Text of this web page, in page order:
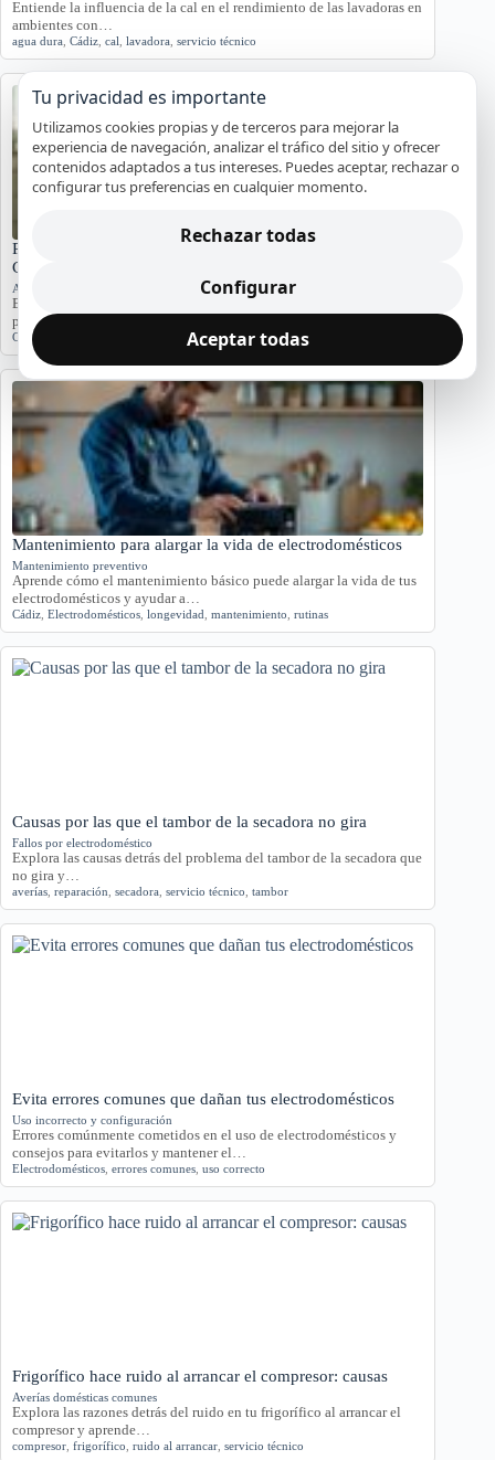
Entiende la influencia de la cal en el rendimiento de las lavadoras en
ambientes con…
agua dura Cádiz cal lavadora servicio técnico
Problemas de Electrodomésticos en Pisos Antiguos de
Cádiz
Averías y orientación en Cádiz
Exploramos los problemas más comunes de electrodomésticos en
pisos antiguos de Cádiz, considerando la humedad…
Cádiz problemas comunes, soluciones
Mantenimiento para alargar la vida de electrodomésticos
Mantenimiento preventivo
Aprende cómo el mantenimiento básico puede alargar la vida de tus
electrodomésticos y ayudar a…
Cádiz Electrodomésticos longevidad mantenimiento rutinas
Causas por las que el tambor de la secadora no gira
Fallos por electrodoméstico
Explora las causas detrás del problema del tambor de la secadora que
no gira y…
averías reparación secadora servicio técnico tambor
Evita errores comunes que dañan tus electrodomésticos
Uso incorrecto y configuración
Errores comúnmente cometidos en el uso de electrodomésticos y
consejos para evitarlos y mantener el…
Electrodomésticos errores comunes uso correcto
Frigorífico hace ruido al arrancar el compresor: causas
Averías domésticas comunes
Explora las razones detrás del ruido en tu frigorífico al arrancar el
compresor y aprende…
compresor frigorífico ruido al arrancar servicio técnico
Tu privacidad es importante
Utilizamos cookies propias y de terceros para mejorar la
experiencia de navegación, analizar el tráfico del sitio y ofrecer
contenidos adaptados a tus intereses. Puedes aceptar, rechazar o
configurar tus preferencias en cualquier momento.
Rechazar todas
Configurar
Aceptar todas